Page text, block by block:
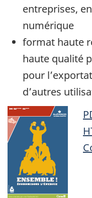
entreprises,
numérique
format haute
haute qualité
pour
d’autres